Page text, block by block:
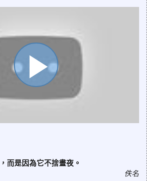
播
放
而是因為它不捨晝夜。
佚名